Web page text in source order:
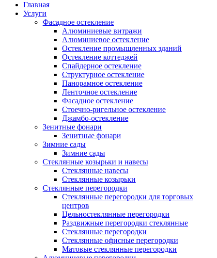
Главная
Услуги
Фасадное остекление
Алюминиевые витражи
Алюминиевое остекление
Остекление промышленных зданий
Остекление коттеджей
Спайдерное остекление
Структурное остекление
Панорамное остекление
Ленточное остекление
Фасадное остекление
Стоечно-ригельное остекление
Джамбо-остекление
Зенитные фонари
Зенитные фонари
Зимние сады
Зимние сады
Стеклянные козырьки и навесы
Стеклянные навесы
Стеклянные козырьки
Стеклянные перегородки
Стеклянные перегородки для торговых
центров
Цельностеклянные перегородки
Раздвижные перегородки стеклянные
Стеклянные перегородки
Стеклянные офисные перегородки
Матовые стеклянные перегородки